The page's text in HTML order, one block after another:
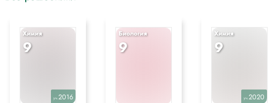
Химия
9
уч.2016
Биология
9
Химия
9
уч.2020